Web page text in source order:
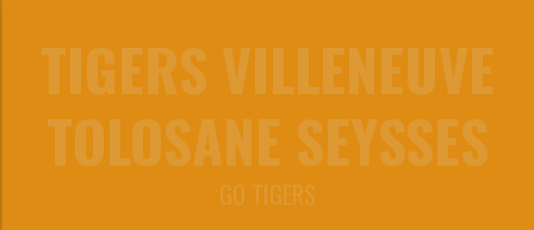
TIGERS VILLENEUVE
TOLOSANE SEYSSES
GO TIGERS